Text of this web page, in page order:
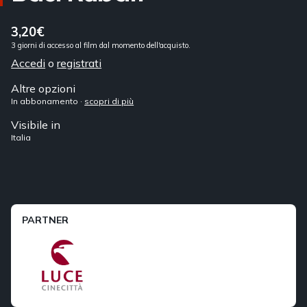
3,20€
3 giorni di accesso al film dal momento dell'acquisto.
Accedi oregistrati
Altre opzioni
In abbonamento · scopri di più
Visibile in
Italia
PARTNER